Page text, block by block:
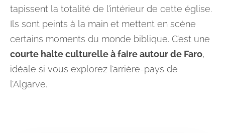
tapissent la totalité de l’intérieur de cette église.
Ils sont peints à la main et mettent en scène
certains moments du monde biblique. C’est une
courte halte culturelle à faire autour de Faro,
idéale si vous explorez l’arrière-pays de
l’Algarve.